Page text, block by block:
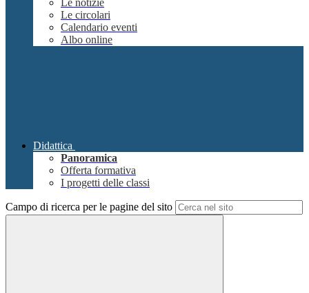
Le notizie
Le circolari
Calendario eventi
Albo online
Didattica
Panoramica
Offerta formativa
I progetti delle classi
Campo di ricerca per le pagine del sito